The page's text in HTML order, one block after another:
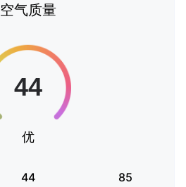
空气质量
优
44 85